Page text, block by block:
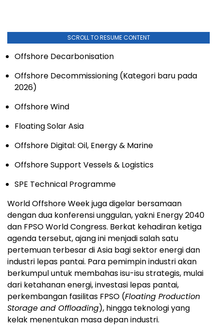
SCROLL TO RESUME CONTENT
Offshore Decarbonisation
Offshore Decommissioning (Kategori baru pada
2026)
Offshore Wind
Floating Solar Asia
Offshore Digital: Oil, Energy & Marine
Offshore Support Vessels & Logistics
SPE Technical Programme
World Offshore Week juga digelar bersamaan
dengan dua konferensi unggulan, yakni Energy 2040
dan FPSO World Congress. Berkat kehadiran ketiga
agenda tersebut, ajang ini menjadi salah satu
pertemuan terbesar di Asia bagi sektor energi dan
industri lepas pantai. Para pemimpin industri akan
berkumpul untuk membahas isu-isu strategis, mulai
dari ketahanan energi, investasi lepas pantai,
perkembangan fasilitas FPSO (Floating Production
Storage and Offloading), hingga teknologi yang
kelak menentukan masa depan industri.